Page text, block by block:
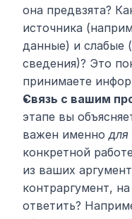
она предвзята?
источника
данные) и слабые
сведения)? Это
принимаете
Связь с вашим
этапе вы
важен именно для
конкретной
из ваших
контраргумент,